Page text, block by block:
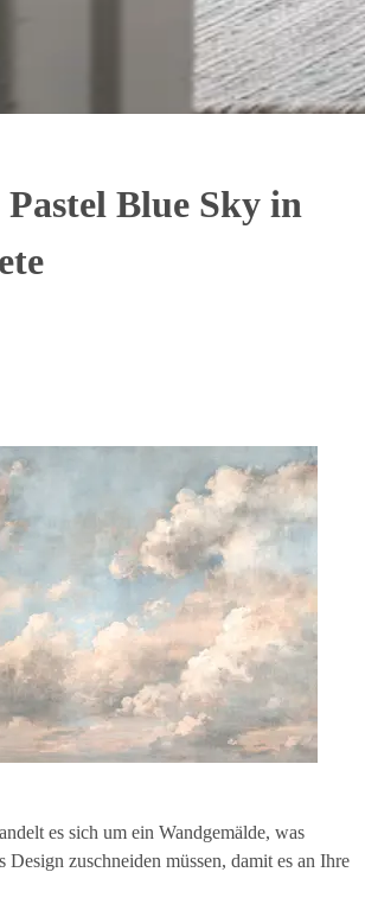
Blue Sky in
es sich um ein Wandgemälde, was
Design zuschneiden müssen, damit es an Ihre